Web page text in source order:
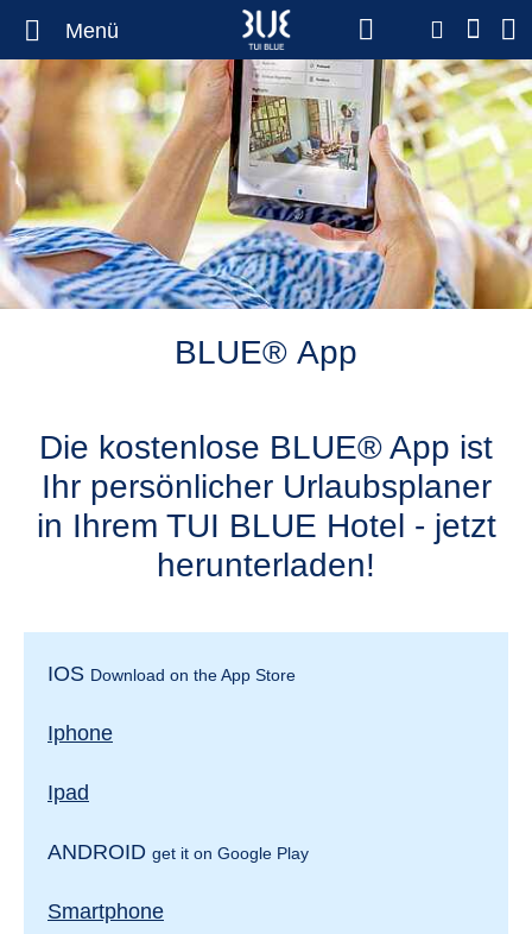
Menü
BLUE® App
Die kostenlose BLUE® App ist
Ihr persönlicher Urlaubsplaner
in Ihrem TUI BLUE Hotel - jetzt
herunterladen!
IOS Download on the App Store
Iphone
Ipad
ANDROID get it on Google Play
Smartphone